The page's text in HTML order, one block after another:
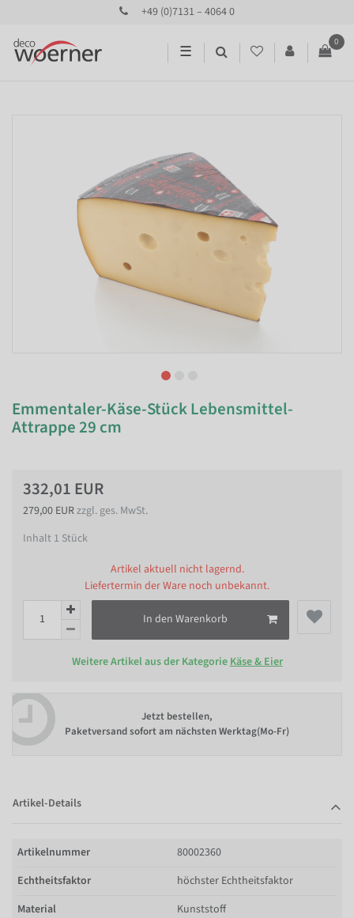
+49 (0)7131 – 4064 0
☰
0
Emmentaler-Käse-Stück Lebensmittel-
Attrappe 29 cm
332,01 EUR
279,00 EURzzgl. ges. MwSt.
Inhalt 1 Stück
Artikel aktuell nicht lagernd.
Liefertermin der Ware noch unbekannt.
In den Warenkorb
Weitere Artikel aus der Kategorie Käse & Eier
Jetzt bestellen,
Paketversand sofort am nächsten Werktag(Mo-Fr)
Artikel-Details
Artikelnummer
80002360
Echtheitsfaktor
höchster Echtheitsfaktor
Material
Kunststoff